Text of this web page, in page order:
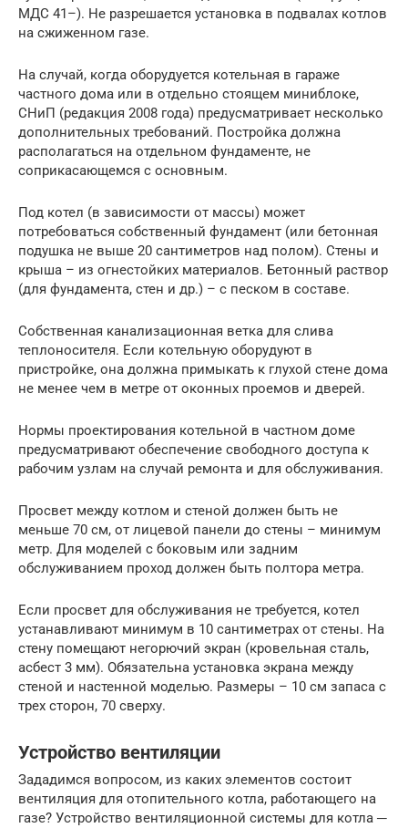
МДС 41–). Не разрешается установка в подвалах котлов
на сжиженном газе.
На случай, когда оборудуется котельная в гараже
частного дома или в отдельно стоящем миниблоке,
СНиП (редакция 2008 года) предусматривает несколько
дополнительных требований. Постройка должна
располагаться на отдельном фундаменте, не
соприкасающемся с основным.
Под котел (в зависимости от массы) может
потребоваться собственный фундамент (или бетонная
подушка не выше 20 сантиметров над полом). Стены и
крыша – из огнестойких материалов. Бетонный раствор
(для фундамента, стен и др.) – с песком в составе.
Собственная канализационная ветка для слива
теплоносителя. Если котельную оборудуют в
пристройке, она должна примыкать к глухой стене дома
не менее чем в метре от оконных проемов и дверей.
Нормы проектирования котельной в частном доме
предусматривают обеспечение свободного доступа к
рабочим узлам на случай ремонта и для обслуживания.
Просвет между котлом и стеной должен быть не
меньше 70 см, от лицевой панели до стены – минимум
метр. Для моделей с боковым или задним
обслуживанием проход должен быть полтора метра.
Если просвет для обслуживания не требуется, котел
устанавливают минимум в 10 сантиметрах от стены. На
стену помещают негорючий экран (кровельная сталь,
асбест 3 мм). Обязательна установка экрана между
стеной и настенной моделью. Размеры – 10 см запаса с
трех сторон, 70 сверху.
Устройство вентиляции
Зададимся вопросом, из каких элементов состоит
вентиляция для отопительного котла, работающего на
газе? Устройство вентиляционной системы для котла ─